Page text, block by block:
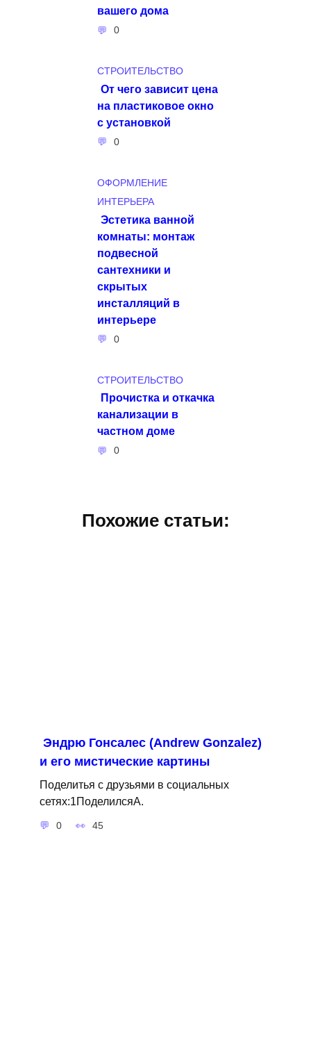
вашего дома
0
СТРОИТЕЛЬСТВО
От чего зависит цена
на пластиковое окно
с установкой
0
ОФОРМЛЕНИЕ
ИНТЕРЬЕРА
Эстетика ванной
комнаты: монтаж
подвесной
сантехники и
скрытых
инсталляций в
интерьере
0
СТРОИТЕЛЬСТВО
Прочистка и откачка
канализации в
частном доме
0
Похожие статьи:
Эндрю Гонсалес (Andrew Gonzalez)
и его мистические картины
Поделитья с друзьями в социальных
сетях:1ПоделилсяA.
0 45